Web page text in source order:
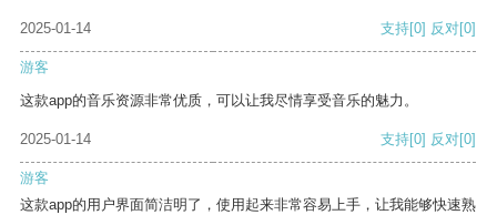
2025-01-14 支持[0] 反对[0]
游客
这款app的音乐资源非常优质，可以让我尽情享受音乐的魅力。
2025-01-14 支持[0] 反对[0]
游客
这款app的用户界面简洁明了，使用起来非常容易上手，让我能够快速熟